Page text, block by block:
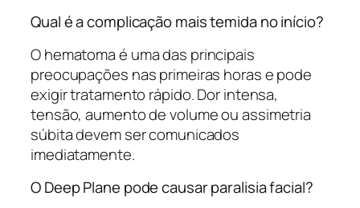
Qual é a complicação mais temida no início?
O hematoma é uma das principais
preocupações nas primeiras horas e pode
exigir tratamento rápido. Dor intensa,
tensão, aumento de volume ou assimetria
súbita devem ser comunicados
imediatamente.
O Deep Plane pode causar paralisia facial?